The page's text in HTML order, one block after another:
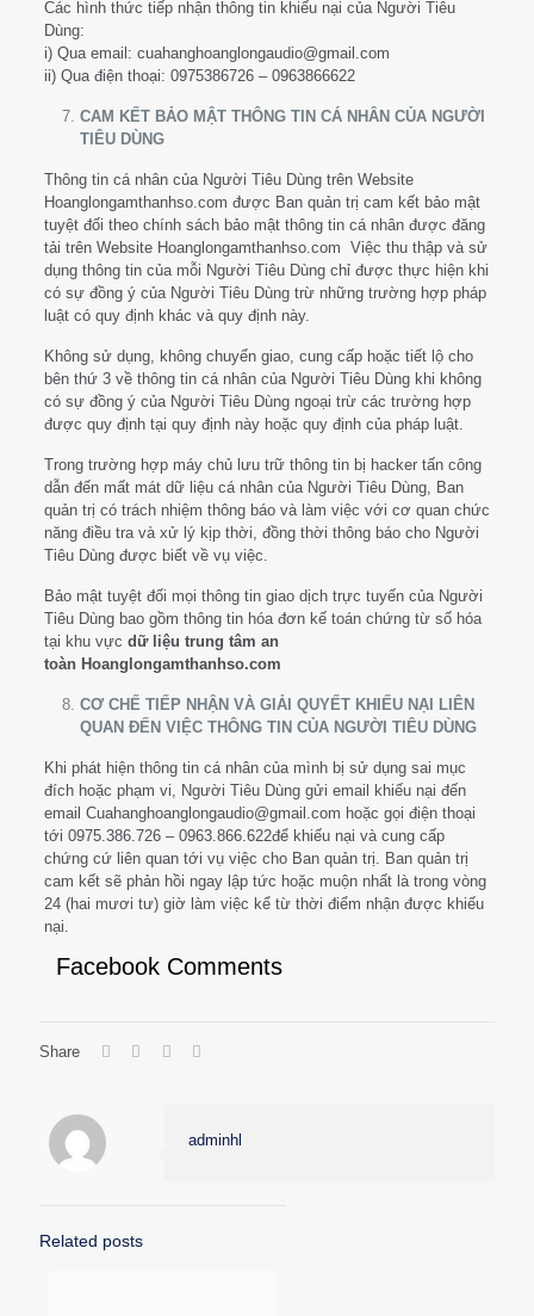
Các hình thức tiếp nhận thông tin khiếu nại của Người Tiêu
Dùng:
i) Qua email: cuahanghoanglongaudio@gmail.com
ii) Qua điện thoại: 0975386726 – 0963866622
CAM KẾT BẢO MẬT THÔNG TIN CÁ NHÂN CỦA NGƯỜI
TIÊU DÙNG
Thông tin cá nhân của Người Tiêu Dùng trên Website
Hoanglongamthanhso.com được Ban quản trị cam kết bảo mật
tuyệt đối theo chính sách bảo mật thông tin cá nhân được đăng
tải trên Website Hoanglongamthanhso.com Việc thu thập và sử
dụng thông tin của mỗi Người Tiêu Dùng chỉ được thực hiện khi
có sự đồng ý của Người Tiêu Dùng trừ những trường hợp pháp
luật có quy định khác và quy định này.
Không sử dụng, không chuyển giao, cung cấp hoặc tiết lộ cho
bên thứ 3 về thông tin cá nhân của Người Tiêu Dùng khi không
có sự đồng ý của Người Tiêu Dùng ngoại trừ các trường hợp
được quy định tại quy định này hoặc quy định của pháp luật.
Trong trường hợp máy chủ lưu trữ thông tin bị hacker tấn công
dẫn đến mất mát dữ liệu cá nhân của Người Tiêu Dùng, Ban
quản trị có trách nhiệm thông báo và làm việc với cơ quan chức
năng điều tra và xử lý kịp thời, đồng thời thông báo cho Người
Tiêu Dùng được biết về vụ việc.
Bảo mật tuyệt đối mọi thông tin giao dịch trực tuyến của Người
Tiêu Dùng bao gồm thông tin hóa đơn kế toán chứng từ số hóa
tại khu vực dữ liệu trung tâm an
toàn Hoanglongamthanhso.com
CƠ CHẾ TIẾP NHẬN VÀ GIẢI QUYẾT KHIẾU NẠI LIÊN
QUAN ĐẾN VIỆC THÔNG TIN CỦA NGƯỜI TIÊU DÙNG
Khi phát hiện thông tin cá nhân của mình bị sử dụng sai mục
đích hoặc phạm vi, Người Tiêu Dùng gửi email khiếu nại đến
email Cuahanghoanglongaudio@gmail.com hoặc gọi điện thoại
tới 0975.386.726 – 0963.866.622để khiếu nại và cung cấp
chứng cứ liên quan tới vụ việc cho Ban quản trị. Ban quản trị
cam kết sẽ phản hồi ngay lập tức hoặc muộn nhất là trong vòng
24 (hai mươi tư) giờ làm việc kể từ thời điểm nhận được khiếu
nại.
Facebook Comments
Share
adminhl
Related posts